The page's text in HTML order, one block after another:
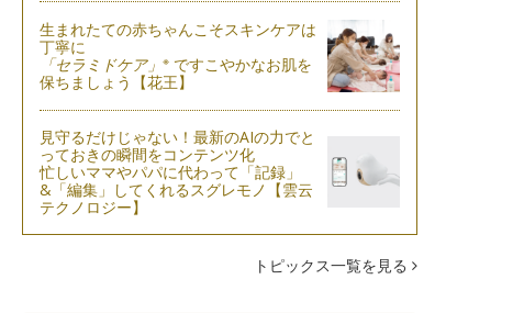
生まれたての赤ちゃんこそスキンケアは
丁寧に
「セラミドケア」 ※ですこやかなお肌を
保ちましょう【花王】
見守るだけじゃない！最新のAIの力でと
っておきの瞬間をコンテンツ化
忙しいママやパパに代わって「記録」
&「編集」してくれるスグレモノ【雲云
テクノロジー】
トピックス一覧を見る